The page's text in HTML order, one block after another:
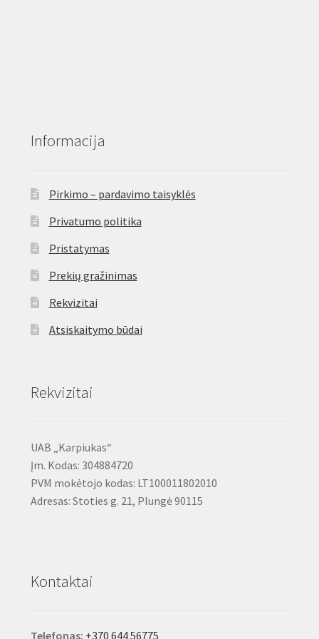
Informacija
Pirkimo – pardavimo taisyklės
Privatumo politika
Pristatymas
Prekių gražinimas
Rekvizitai
Atsiskaitymo būdai
Rekvizitai
UAB „Karpiukas“
Įm. Kodas: 304884720
PVM mokėtojo kodas: LT100011802010
Adresas: Stoties g. 21, Plungė 90115
Kontaktai
Telefonas: +370 644 56775